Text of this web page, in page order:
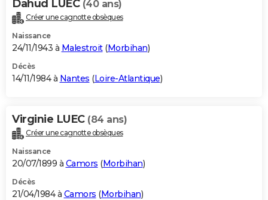
Dahud LUEC (40 ans)
Créer une cagnotte obsèques
Naissance
24/11/1943 à Malestroit(Morbihan)
Décès
14/11/1984 à Nantes (Loire-Atlantique)
Virginie LUEC (84 ans)
Créer une cagnotte obsèques
Naissance
20/07/1899 à Camors (Morbihan)
Décès
21/04/1984 à Camors (Morbihan)